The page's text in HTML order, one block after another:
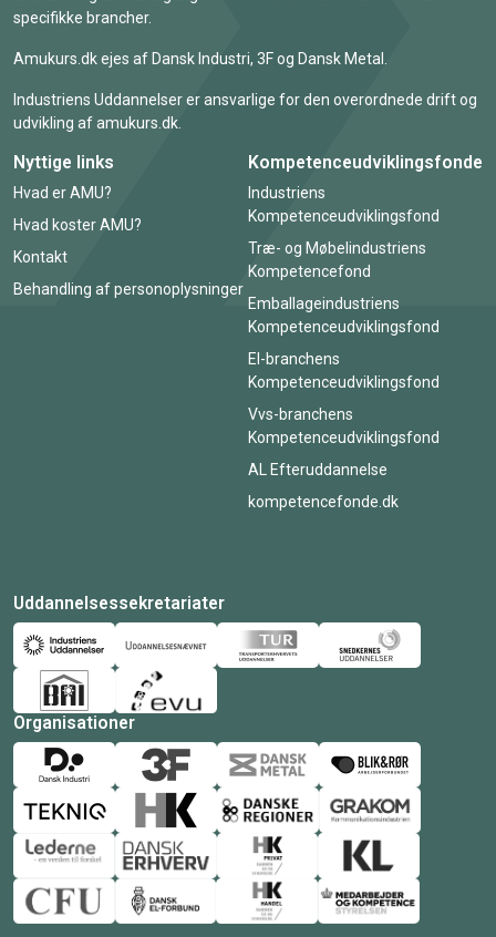
specifikke brancher.
Amukurs.dk ejes af Dansk Industri, 3F og Dansk Metal.
Industriens Uddannelser er ansvarlige for den overordnede drift og
udvikling af amukurs.dk.
Nyttige links
Hvad er AMU?
Hvad koster AMU?
Kontakt
Behandling af personoplysninger
Kompetenceudviklingsfonde
Industriens
Kompetenceudviklingsfond
Træ- og Møbelindustriens
Kompetencefond
Emballageindustriens
Kompetenceudviklingsfond
El-branchens
Kompetenceudviklingsfond
Vvs-branchens
Kompetenceudviklingsfond
AL Efteruddannelse
kompetencefonde.dk
Uddannelsessekretariater
Organisationer